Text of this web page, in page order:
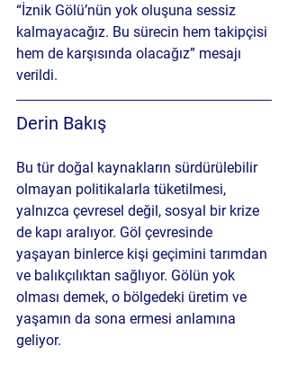
“İznik Gölü’nün yok oluşuna sessiz
kalmayacağız. Bu sürecin hem takipçisi
hem de karşısında olacağız” mesajı
verildi.
Derin Bakış
Bu tür doğal kaynakların sürdürülebilir
olmayan politikalarla tüketilmesi,
yalnızca çevresel değil, sosyal bir krize
de kapı aralıyor. Göl çevresinde
yaşayan binlerce kişi geçimini tarımdan
ve balıkçılıktan sağlıyor. Gölün yok
olması demek, o bölgedeki üretim ve
yaşamın da sona ermesi anlamına
geliyor.